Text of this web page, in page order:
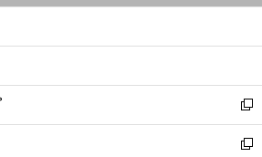
ン
ウ
開
く
新
し
い
新